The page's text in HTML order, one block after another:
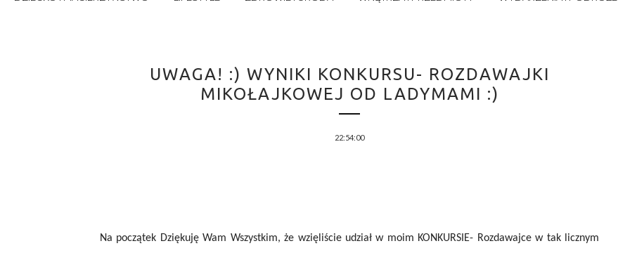
UWAGA! :) WYNIKI KONKURSU- ROZDAWAJKI
MIKOŁAJKOWEJ OD LADYMAMI :)
22:54:00
Na początek Dziękuję Wam Wszystkim, że wzięliście udział w moim KONKURSIE- Rozdawajce w tak licznym